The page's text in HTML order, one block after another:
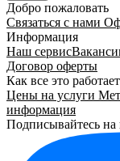
Добро пожаловать
Связаться с нами
Информация
Наш сервис
Договор оферты
Как все это работает
Цены на услуги
информация
Подписывайтесь на